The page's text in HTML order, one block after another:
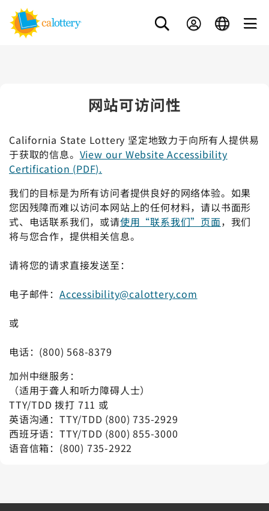
网站可访问性
California State Lottery 坚定地致力于向所有人提供易
于获取的信息。 View our Website Accessibility
Certification (PDF).
我们的目标是为所有访问者提供良好的网络体验。如果
您因残障而难以访问本网站上的任何材料，请以书面形
式、电话联系我们，或请使用“联系我们”页面，我们
将与您合作，提供相关信息。
请将您的请求直接发送至：
电子邮件： Accessibility@calottery.com
或
电话：(800) 568-8379
加州中继服务：
（适用于聋人和听力障碍人士）
TTY/TDD 拨打 711 或
英语沟通：TTY/TDD (800) 735-2929
西班牙语：TTY/TDD (800) 855-3000
语音信箱：(800) 735-2922